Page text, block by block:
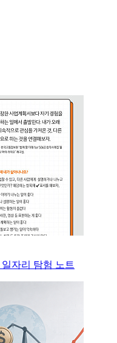
일자리 탐험 노트